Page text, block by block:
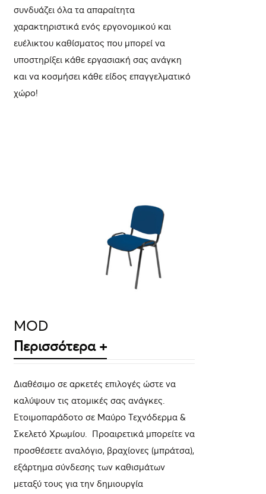
συνδυάζει όλα τα απαραίτητα
χαρακτηριστικά ενός εργονομικού και
ευέλικτου καθίσματος που μπορεί να
υποστηρίξει κάθε εργασιακή σας ανάγκη
και να κοσμήσει κάθε είδος επαγγελματικό
χώρο!
ΛΕΠΤΟΜΈΡΕΙΕΣ
MOD
Περισσότερα +
Διαθέσιμο σε αρκετές επιλογές ώστε να
καλύψουν τις ατομικές σας ανάγκες.
Ετοιμοπαράδοτο σε Μαύρο Τεχνόδερμα &
Σκελετό Χρωμίου. Προαιρετικά μπορείτε να
προσθέσετε αναλόγιο, βραχίονες (μπράτσα),
εξάρτημα σύνδεσης των καθισμάτων
μεταξύ τους για την δημιουργία